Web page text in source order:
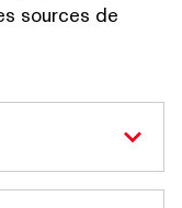
sources de